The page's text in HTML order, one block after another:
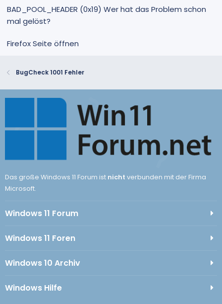
BAD_POOL_HEADER (0x19) Wer hat das Problem schon
mal gelöst?
Firefox Seite öffnen
BugCheck 1001 Fehler
Das große Windows 11 Forum ist nicht verbunden mit der Firma
Microsoft.
Windows 11 Forum
Windows 11 Foren
Windows 10 Archiv
Windows Hilfe